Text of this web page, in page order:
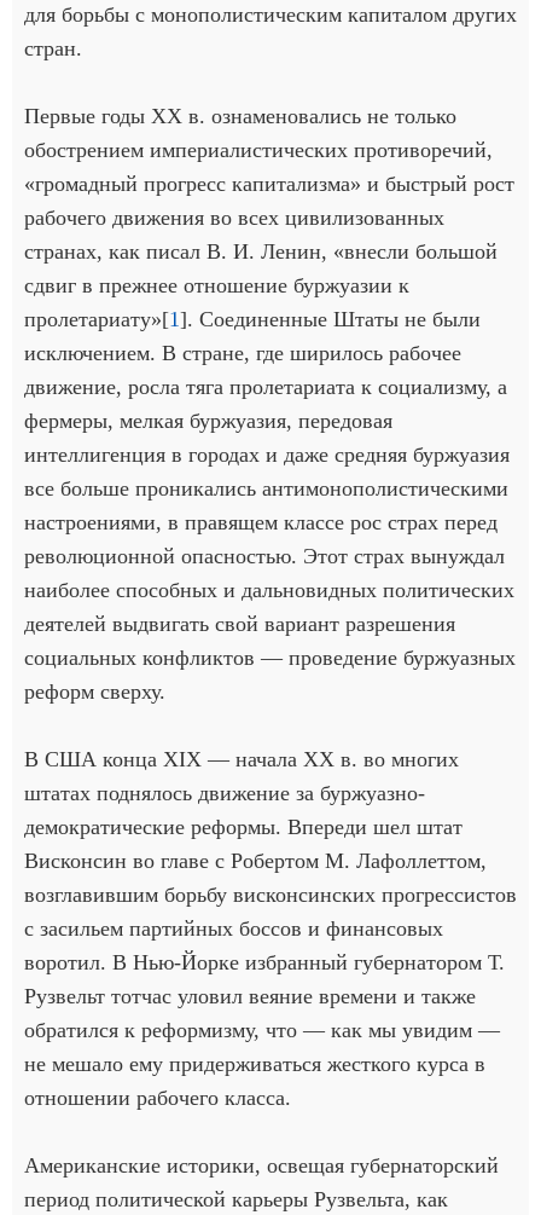
для борьбы с монополистическим капиталом других
стран.
Первые годы ХХ в. ознаменовались не только
обострением империалистических противоречий,
«громадный прогресс капитализма» и быстрый рост
рабочего движения во всех цивилизованных
странах, как писал В. И. Ленин, «внесли большой
сдвиг в прежнее отношение буржуазии к
пролетариату»[1]. Соединенные Штаты не были
исключением. В стране, где ширилось рабочее
движение, росла тяга пролетариата к социализму, а
фермеры, мелкая буржуазия, передовая
интеллигенция в городах и даже средняя буржуазия
все больше проникались антимонополистическими
настроениями, в правящем классе рос страх перед
революционной опасностью. Этот страх вынуждал
наиболее способных и дальновидных политических
деятелей выдвигать свой вариант разрешения
социальных конфликтов — проведение буржуазных
реформ сверху.
В США конца XIX — начала ХХ в. во многих
штатах поднялось движение за буржуазно-
демократические реформы. Впереди шел штат
Висконсин во главе с Робертом М. Лафоллеттом,
возглавившим борьбу висконсинских прогрессистов
с засильем партийных боссов и финансовых
воротил. В Нью-Йорке избранный губернатором Т.
Рузвельт тотчас уловил веяние времени и также
обратился к реформизму, что — как мы увидим —
не мешало ему придерживаться жесткого курса в
отношении рабочего класса.
Американские историки, освещая губернаторский
период политической карьеры Рузвельта, как